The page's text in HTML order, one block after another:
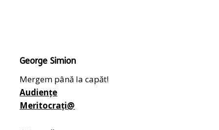
George Simion
Mergem până la capăt!
Audiențe
Meritocrați@